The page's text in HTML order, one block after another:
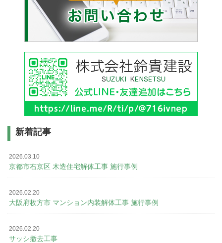
新着記事
2026.03.10
京都市右京区 木造住宅解体工事 施行事例
2026.02.20
大阪府枚方市 マンション内装解体工事 施行事例
2026.02.20
サッシ撤去工事